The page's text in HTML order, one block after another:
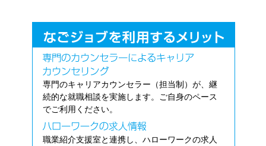
専門のキャリアカウンセラー（担当制）が、継
続的な就職相談を実施します。ご自身のペース
でご利用ください。
職業紹介支援室と連携し、ハローワークの求人